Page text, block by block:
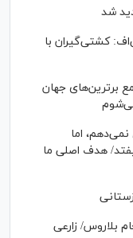
کشتی‌گیران با
برترین‌های جهان
اما
هدف اصلی ما
بلاروس/ زارعی